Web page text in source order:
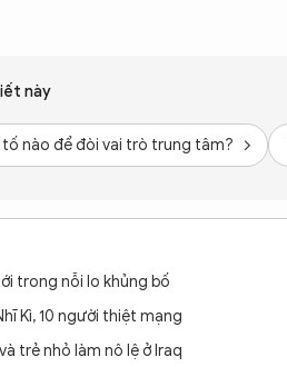
này
tố nào để đòi vai trò trung tâm?
trong nỗi lo khủng bố
Kì, 10 người thiệt mạng
trẻ nhỏ làm nô lệ ở Iraq